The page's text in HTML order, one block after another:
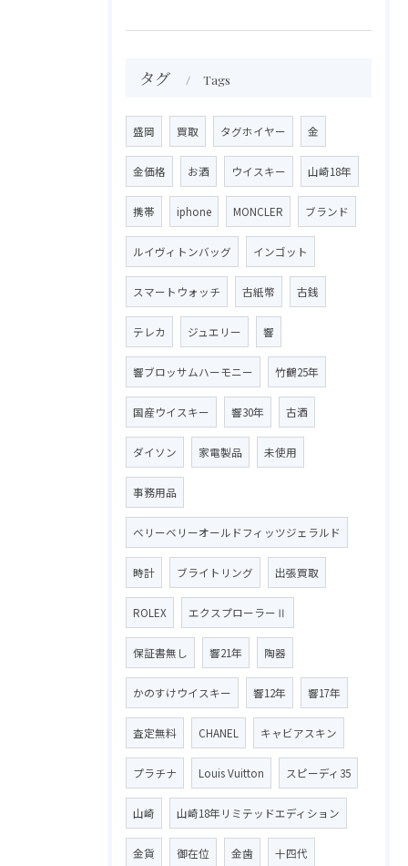
タグ Tags
盛岡 買取 タグホイヤー 金
金価格 お酒 ウイスキー 山崎18年
携帯 iphone MONCLER ブランド
ルイヴィトンバッグ インゴット
スマートウォッチ 古紙幣 古銭
テレカ ジュエリー 響
響ブロッサムハーモニー 竹鶴25年
国産ウイスキー 響30年 古酒
ダイソン 家電製品 未使用
事務用品
ベリーベリーオールドフィッツジェラルド
時計 ブライトリング 出張買取
ROLEX エクスプローラーⅡ
保証書無し 響21年 陶器
かのすけウイスキー 響12年 響17年
査定無料 CHANEL キャビアスキン
プラチナ Louis Vuitton スピーディ35
山崎 山崎18年リミテッドエディション
金貨 御在位 金歯 十四代